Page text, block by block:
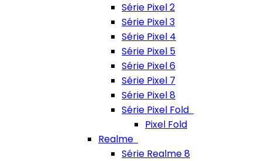
Série Pixel 2
Série Pixel 3
Série Pixel 4
Série Pixel 5
Série Pixel 6
Série Pixel 7
Série Pixel 8
Série Pixel Fold
Pixel Fold
Realme
Série Realme 8